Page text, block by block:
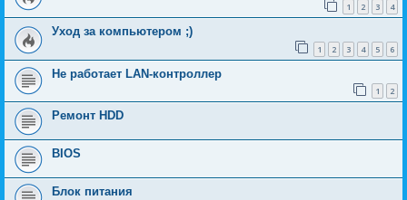
1 2 3 4
Уход за компьютером ;)
1 2 3 4 5 6
Не работает LAN-контроллер
1 2
Ремонт HDD
BIOS
Блок питания